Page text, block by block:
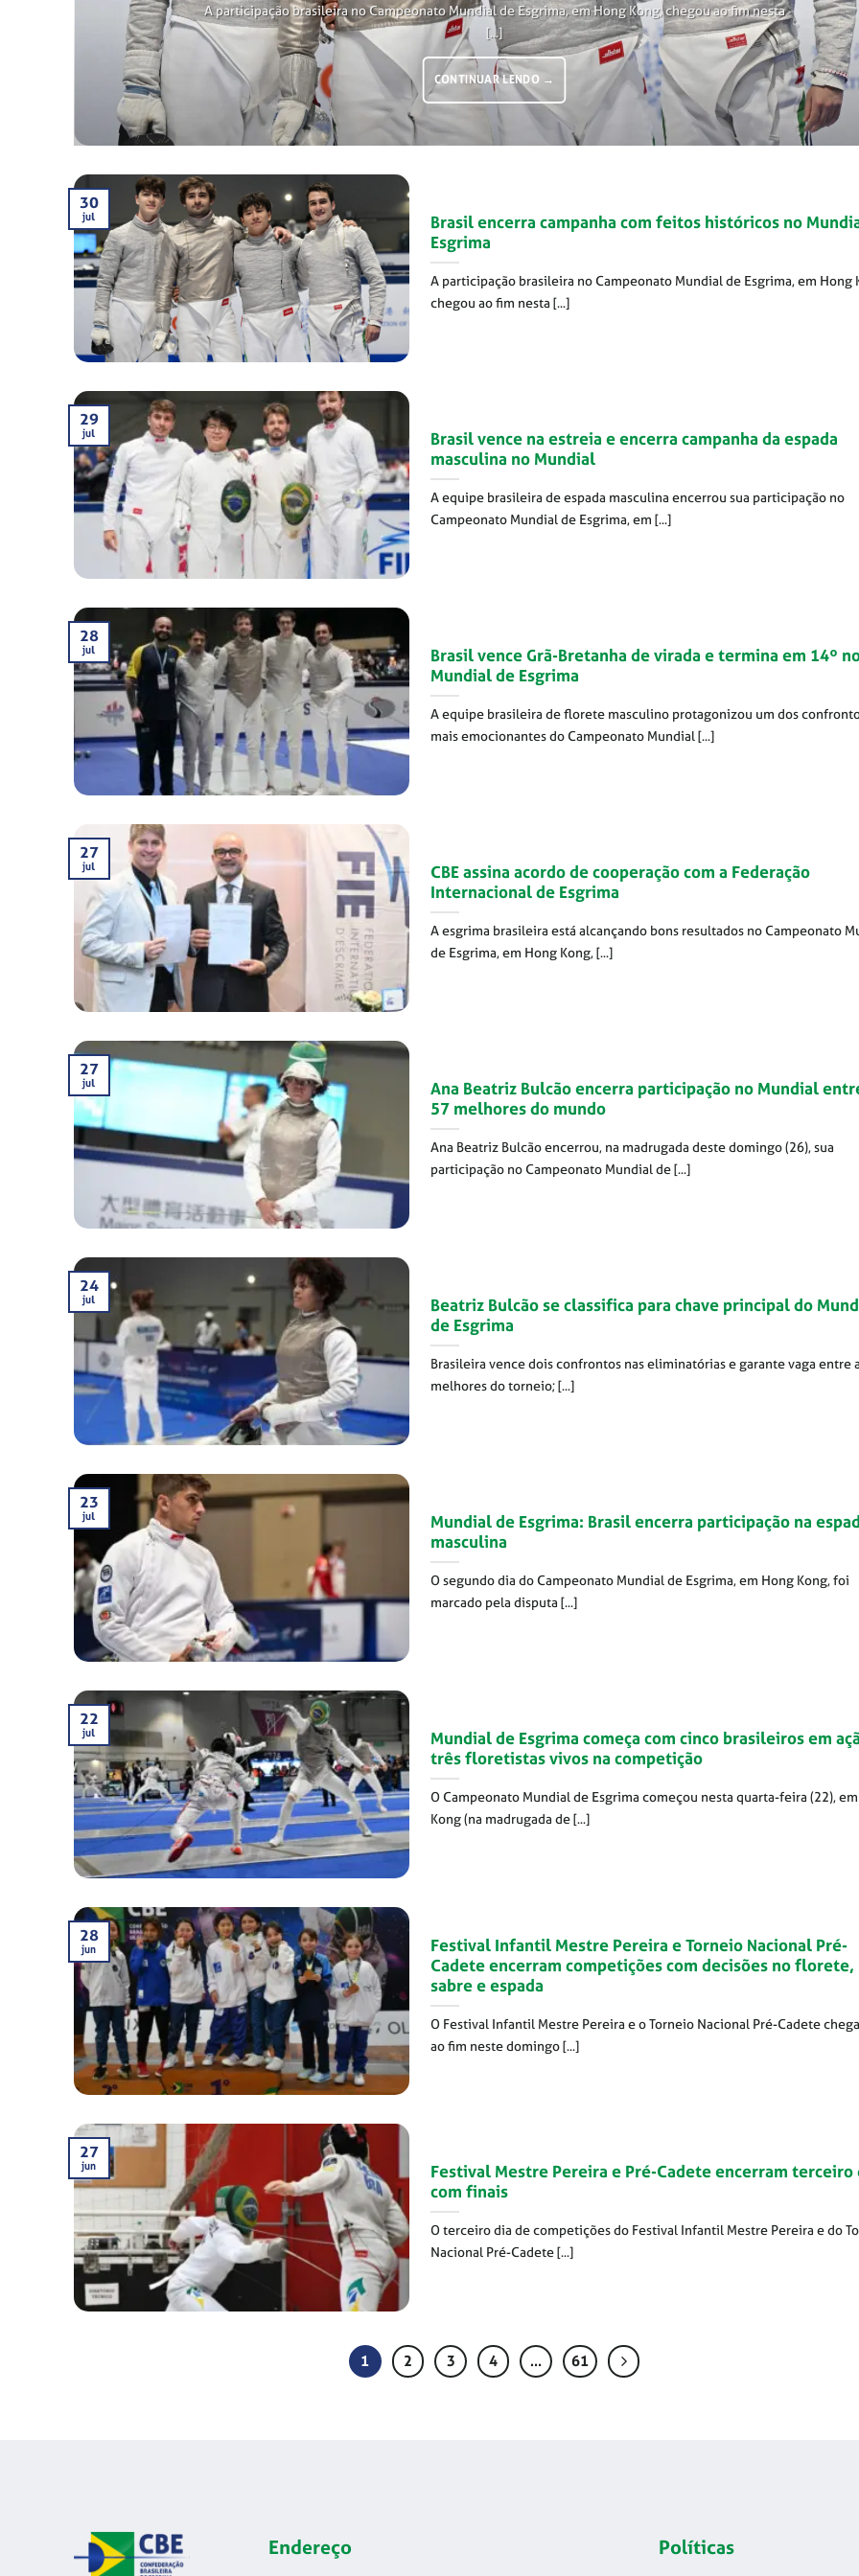
A participação brasileira no Campeonato Mundial de Esgrima, em Hong Kong, chegou ao fim nesta
[...]
CONTINUAR LENDO →
Brasil encerra campanha com feitos históricos no
Esgrima
A participação brasileira no Campeonato Mundial de Esgrima, em Hong
chegou ao fim nesta [...]
30
jul
Brasil vence na estreia e encerra campanha da espada
masculina no Mundial
A equipe brasileira de espada masculina encerrou sua participação no
Campeonato Mundial de Esgrima, em [...]
29
jul
Brasil vence Grã-Bretanha de virada e termina em 14º
Mundial de Esgrima
A equipe brasileira de florete masculino protagonizou um dos
mais emocionantes do Campeonato Mundial [...]
28
jul
CBE assina acordo de cooperação com a Federação
Internacional de Esgrima
A esgrima brasileira está alcançando bons resultados no Campeonato
de Esgrima, em Hong Kong, [...]
27
jul
Ana Beatriz Bulcão encerra participação no Mundial
57 melhores do mundo
Ana Beatriz Bulcão encerrou, na madrugada deste domingo (26), sua
participação no Campeonato Mundial de [...]
27
jul
Beatriz Bulcão se classifica para chave principal do
de Esgrima
Brasileira vence dois confrontos nas eliminatórias e garante vaga entre
melhores do torneio; [...]
24
jul
Mundial de Esgrima: Brasil encerra participação na
masculina
O segundo dia do Campeonato Mundial de Esgrima, em Hong Kong, foi
marcado pela disputa [...]
23
jul
Mundial de Esgrima começa com cinco brasileiros em
três floretistas vivos na competição
O Campeonato Mundial de Esgrima começou nesta quarta-feira (22),
Kong (na madrugada de [...]
22
jul
Festival Infantil Mestre Pereira e Torneio Nacional Pré-
Cadete encerram competições com decisões no florete,
sabre e espada
O Festival Infantil Mestre Pereira e o Torneio Nacional Pré-Cadete
ao fim neste domingo [...]
28
jun
Festival Mestre Pereira e Pré-Cadete encerram terceiro
com finais
O terceiro dia de competições do Festival Infantil Mestre Pereira e do
Nacional Pré-Cadete [...]
27
jun
1 2 3 4 … 61
Endereço Políticas